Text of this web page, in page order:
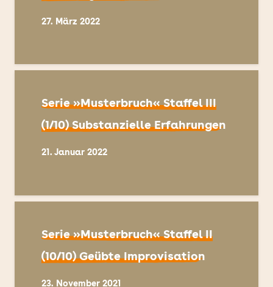
27. März 2022
Serie »Musterbruch« Staffel III
(1/10) Substanzielle Erfahrungen
21. Januar 2022
Serie »Musterbruch« Staffel II
(10/10) Geübte Improvisation
23. November 2021